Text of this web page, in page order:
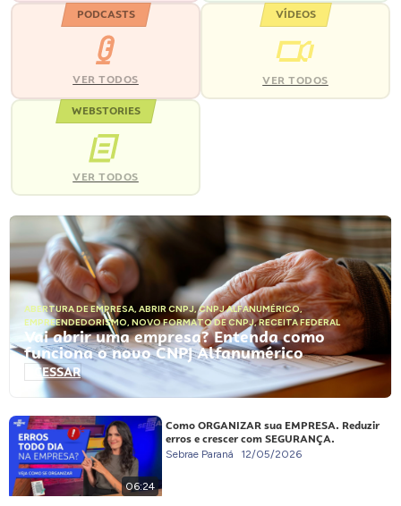
PODCASTS
VER TODOS
VÍDEOS
VER TODOS
WEBSTORIES
VER TODOS
ABERTURA DE EMPRESA, ABRIR CNPJ,CNPJ ALFANUMÉRICO,
EMPREENDEDORISMO, NOVO FORMATO DE CNPJ,RECEITA FEDERAL
Vai abrir uma empresa? Entenda como
funciona o novo CNPJ Alfanumérico
ACESSAR
06:24
Como ORGANIZAR sua EMPRESA. Reduzir
erros e crescer com SEGURANÇA.
Sebrae Paraná 12/05/2026